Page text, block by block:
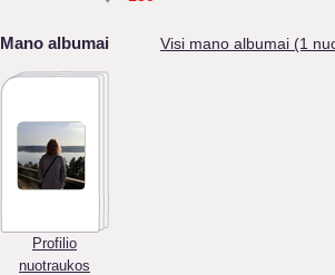
Mano albumai Visi mano albumai (1
Profilio
nuotraukos